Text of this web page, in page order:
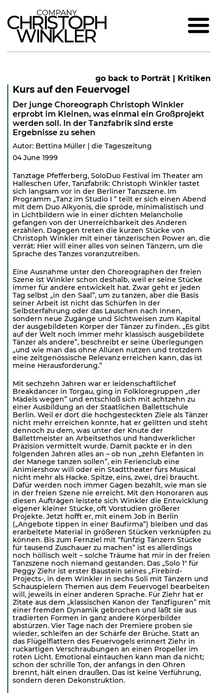
go back to Porträt | Kritiken
Kurs auf den Feuervogel
Der junge Choreograph Christoph Winkler
erprobt im Kleinen, was einmal ein Großprojekt
werden soll. In der Tanzfabrik sind erste
Ergebnisse zu sehen
Autor: Bettina Müller | die Tageszeitung
04 June 1999
Tanztage Pfefferberg, SoloDuo Festival im Theater am
Halleschen Ufer, Tanzfabrik: Christoph Winkler tastet
sich langsam vor in der Berliner Tanzszene. Im
Programm „Tanz im Studio I ” teilt er sich einen Abend
mit dem Duo Alkyonis, die spröde, minimalistisch und
in Lichtbildern wie in einer dichten Melancholie
gefangen von der Unerreichbarkeit des Anderen
erzählen. Dagegen treten die kurzen Stücke von
Christoph Winkler mit einer tänzerischen Power an, die
verrät: Hier will einer alles von seinen Tänzern, um die
Sprache des Tanzes voranzutreiben.
Eine Ausnahme unter den Choreographen der freien
Szene ist Winkler schon deshalb, weil er seine Stücke
immer für andere entwickelt hat. Zwar geht er jeden
Tag selbst „in den Saal”, um zu tanzen, aber die Basis
seiner Arbeit ist nicht das Schürfen in der
Selbsterfahrung oder das Lauschen nach innen,
sondern neue Zugänge und Sichtweisen zum Kapital
der ausgebildeten Körper der Tänzer zu finden. „Es gibt
auf der Welt noch immer mehr klassisch ausgebildete
Tänzer als andere”, beschreibt er seine Überlegungen
„und wie man das ohne Allüren nutzen und trotzdem
eine zeitgenössische Relevanz erreichen kann, das ist
meine Herausforderung.”
Mit sechzehn Jahren war er leidenschaftlichef
Breakdancer in Torgau, ging in Folkloregruppen „der
Mädels wegen” und entschloß sich mit achtzehn zu
einer Ausbildung an der Staatlichen Ballettschule
Berlin. Weil er dort die hochgesteckten Ziele als Tänzer
nicht mehr erreichen konnte, hat er gelitten und steht
dennoch zu dem, was unter der Knute der
Ballettmeister an Arbeitsethos und handwerklicher
Präzision vermittelt wurde. Damit packte er in den
folgenden Jahren alles an – ob nun „zehn Elefanten in
der Manege tanzen sollen”, ein Ferienclub eine
Animiershow will oder ein Stadttheater fürs Musical
nicht mehr als Hacke. Spitze, eins, zwei, drei braucht.
Dafür werden noch immer Gagen bezahlt, wie man sie
in der freien Szene nie erreicht. Mit den Honoraren aus
diesen Aufträgen leistete sich Winkler die Entwicklung
eigener kleiner Stücke, oft Vorstudien größerer
Projekte. Jetzt hofft er, mit einem Job in Berlin
(„Angebote tippen in einer Baufirma”) bleiben und das
erarbeitete Material in größeren Stücken verknüpfen zu
können. Bis zum Fernziel mit “fünfzig Tänzern Stücke
für tausend Zuschauer zu machen” ist es allerdings
noch höllisch weit – solche Träume hat mir in der freien
Tanzszene noch niemand gestanden. Das „Solo 1″ für
Peggy Ziehr ist erster Baustein seines „Firebird-
Projects-, in dem Winkler in sechs Soli mit Tänzern und
Schauspielern Themen aus dem Feuervogel bearbeiten
will, jeweils in einer anderen Sprache. Für Ziehr hat er
Zitate aus dem „klassischen Kanon der Tanzfiguren” mit
einer fremden Dynamik gebrochen und läßt sie aus
tradierten Formen in ganz andere Körperbilder
abstürzen. Vier Tage nach der Premiere proben sie
wieder, schleifen an der Schärfe der Brüche. Statt an
das Flügelflattern des Feuervogels erinnert Ziehr in
ruckartigen Verschraubungen an einen Propeller im
roten Licht. Emotional eintauchen kann man da nicht;
schon der schrille Ton, der anfangs in den Ohren
brennt, hält einen draußen. Das ist keine Verführung,
sondern deren Dekonstruktion.